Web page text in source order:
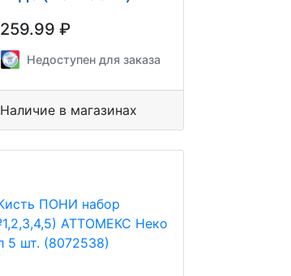
259.99 ₽
Недоступен для заказа
Наличие в магазинах